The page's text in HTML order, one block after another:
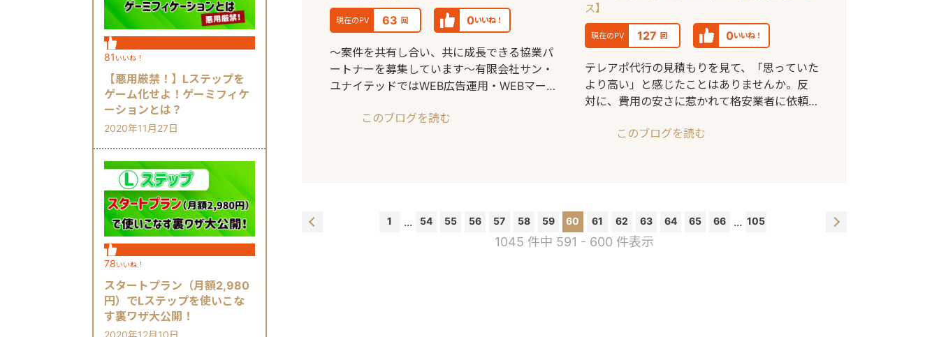
81 いいね！
【悪用厳禁！】Lステップを
ゲーム化せよ！ゲーミフィケ
ーションとは？
2020年11月27日
78いいね！
スタートプラン（月額2,980
円）でLステップを使いこな
す裏ワザ大公開！
現在のPV 63 回 0いいね！
〜案件を共有し合い、共に成長できる協業パ
ートナーを募集しています〜有限会社サン・
ユナイテッドではWEB広告運用・WEBマーケ
このブログを読む
ス】
現在のPV 127 回 0いいね！
テレアポ代行の見積もりを見て、「思っていた
より高い」と感じたことはありませんか。反
対に、費用の安さに惹かれて格安業者に依頼
このブログを読む
1 ... 54 55 56 57 58 59 60 61 62 63 64 65 66 ... 105
1045 件中 591 - 600 件表示